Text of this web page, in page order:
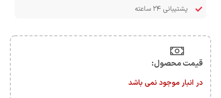
پشتیبانی ۲۴ ساعته
قیمت محصول:​
در انبار موجود نمی باشد